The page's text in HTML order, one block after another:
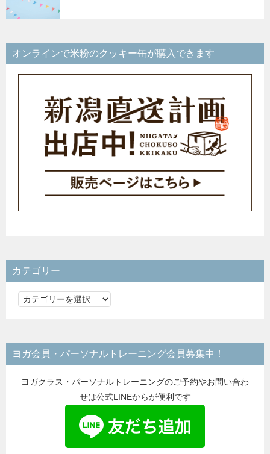
オンラインで米粉のクッキー缶が購入できます
カテゴリー
カ
リ
ー
ヨガ会員・パーソナルトレーニング会員募集中！
ヨガクラス・パーソナルトレーニングのご予約やお問い合わ
せは公式LINEからが便利です